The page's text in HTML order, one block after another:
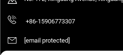
+86-15906773307
[email protected]